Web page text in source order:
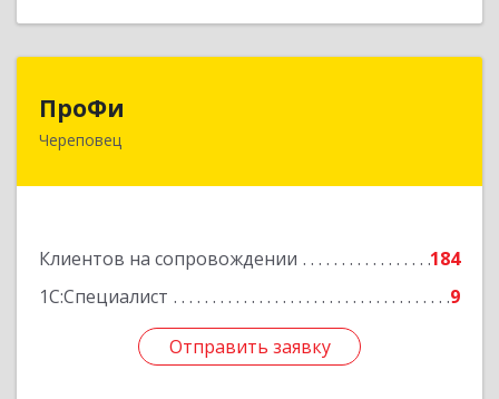
ПроФи
Череповец
Клиентов на сопровождении
184
1С:Специалист
9
Отправить заявку
162602, Вологодская обл, Череповец г,
Отправить заявку